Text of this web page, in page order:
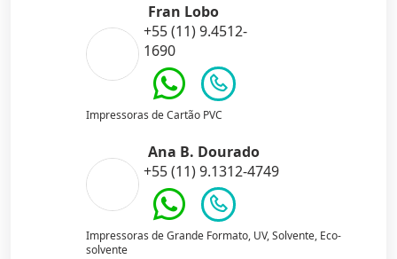
Fran Lobo
+55 (11) 9.4512-
1690
Impressoras de Cartão PVC
Ana B. Dourado
+55 (11) 9.1312-4749
Impressoras de Grande Formato, UV, Solvente, Eco-
solvente